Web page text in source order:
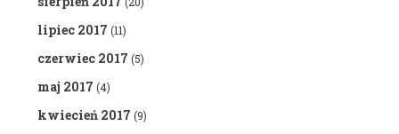
lipiec 2017 (11)
czerwiec 2017 (5)
maj 2017 (4)
kwiecień 2017 (9)